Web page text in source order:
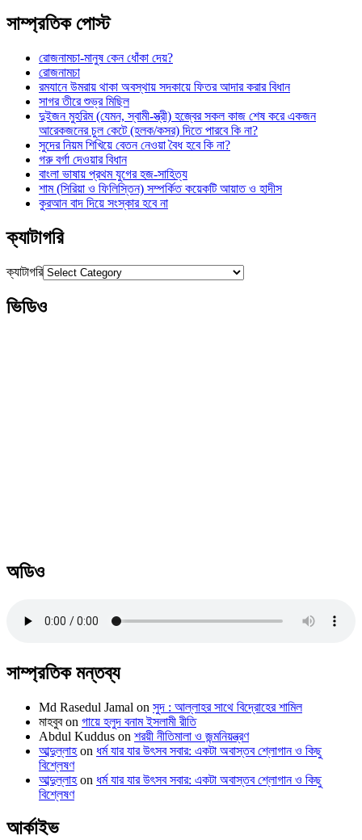
সাম্প্রতিক পোস্ট
রোজনামচা-মানুষ কেন ধোঁকা দেয়?
রোজনামচা
রমযানে উমরায় থাকা অবস্থায় সদকায়ে ফিতর আদার করার বিধান
সাগর তীরে শুভ্র মিছিল
দুইজন মুহরিম (যেমন, স্বামী-স্ত্রী) হজ্বের সকল কাজ শেষ করে একজন
আরেকজনের চুল কেটে (হলক/কসর) দিতে পারবে কি না?
সুদের নিয়ম শিখিয়ে বেতন নেওয়া বৈধ হবে কি না?
গরু বর্গা দেওয়ার বিধান
বাংলা ভাষায় প্রথম যুগের হজ-সাহিত্য
শাম (সিরিয়া ও ফিলিস্তিন) সম্পর্কিত কয়েকটি আয়াত ও হাদীস
কুরআন বাদ দিয়ে সংস্কার হবে না
ক্যাটাগরি
ক্যাটাগরি
ভিডিও
অডিও
সাম্প্রতিক মন্তব্য
Md Rasedul Jamal on সুদ : আল্লাহর সাথে বিদ্রোহের শামিল
মাহবুবon গায়ে হলুদ বনাম ইসলামী রীতি
Abdul Kuddus on শরয়ী নীতিমালা ও জন্মনিয়ন্ত্রণ
আব্দুল্লাহon ধর্ম যার যার উৎসব সবার: একটা অবাস্তব শ্লোগান ও কিছু
বিশ্লেষণ
আব্দুল্লাহon ধর্ম যার যার উৎসব সবার: একটা অবাস্তব শ্লোগান ও কিছু
বিশ্লেষণ
আর্কাইভ